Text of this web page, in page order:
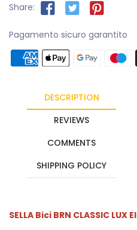
Share:
Pagamento sicuro garantito
DESCRIPTION
REVIEWS
COMMENTS
SHIPPING POLICY
SELLA Bici BRN CLASSIC